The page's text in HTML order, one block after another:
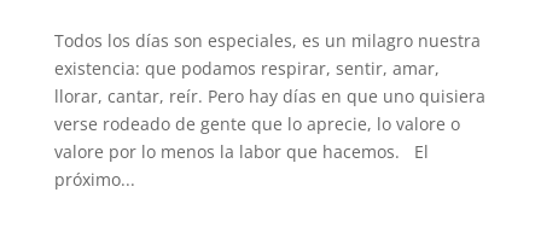
Todos los días son especiales, es un milagro nuestra
existencia: que podamos respirar, sentir, amar,
llorar, cantar, reír. Pero hay días en que uno quisiera
verse rodeado de gente que lo aprecie, lo valore o
valore por lo menos la labor que hacemos. El
próximo...